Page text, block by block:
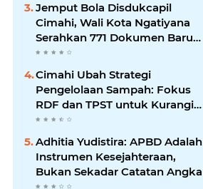
Jemput Bola Disdukcapil
Cimahi, Wali Kota Ngatiyana
Serahkan 771 Dokumen Baru
untuk Warga Terdampak Ganti
Nama Jalan
Cimahi Ubah Strategi
Pengelolaan Sampah: Fokus
RDF dan TPST untuk Kurangi
Ketergantungan TPA
Adhitia Yudistira: APBD Adalah
Instrumen Kesejahteraan,
Bukan Sekadar Catatan Angka